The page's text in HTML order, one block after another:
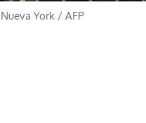
York / AFP